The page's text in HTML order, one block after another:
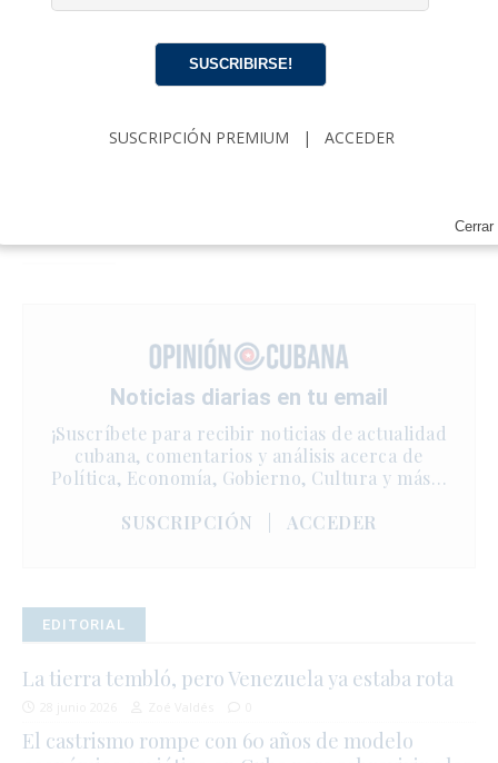
Noticias diarias en tu email
¡Suscríbete para recibir noticias de actualidad
cubana, comentarios y análisis acerca de
Política, Economía, Gobierno, Cultura y más…
SUSCRIPCIÓN
ACCEDER
EDITORIAL
La tierra tembló, pero Venezuela ya estaba rota
El castrismo rompe con 60 años de modelo
Cerrar
SUSCRIBIRSE!
SUSCRIPCIÓN PREMIUM | ACCEDER